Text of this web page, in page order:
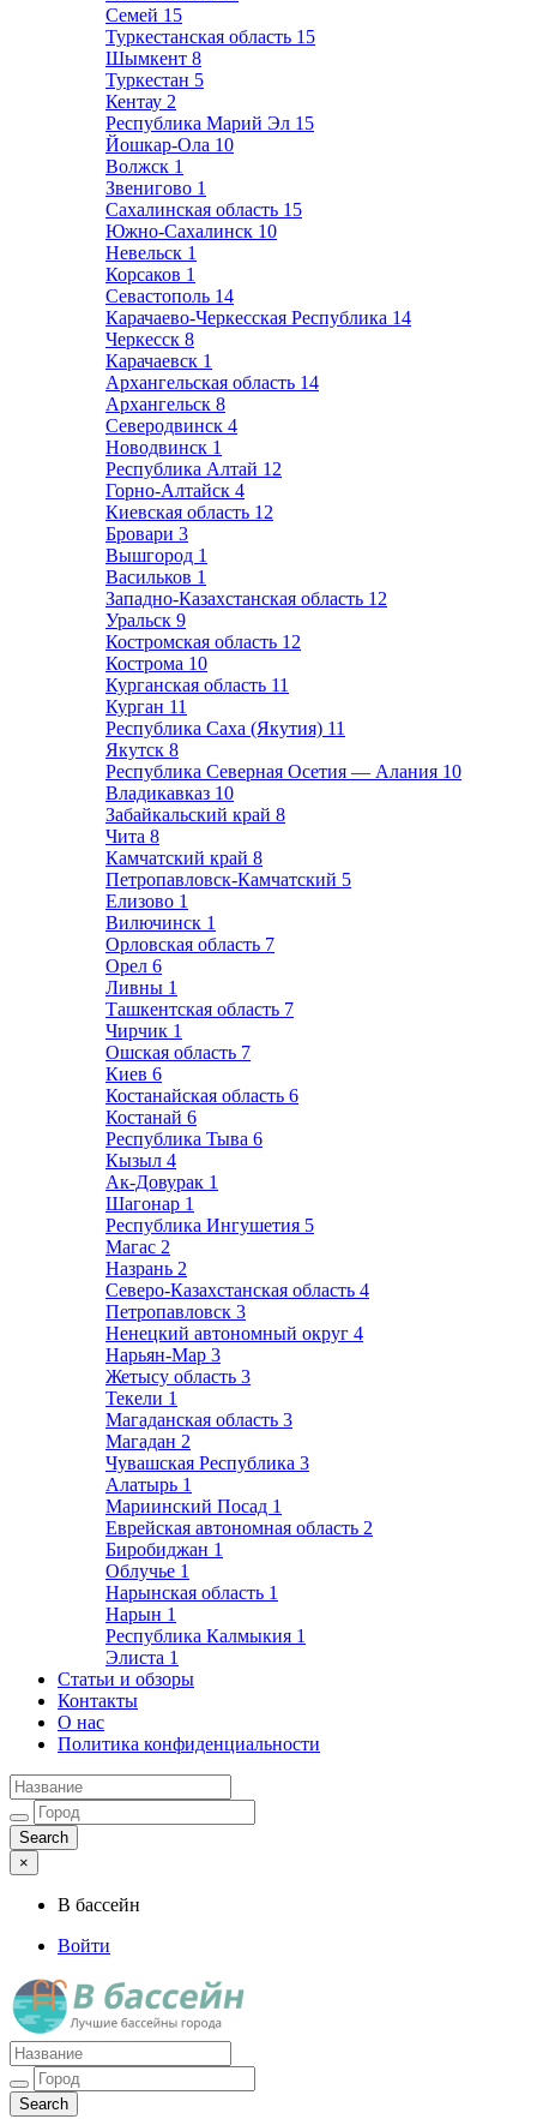
Семей 15
Туркестанская область 15
Шымкент 8
Туркестан 5
Кентау 2
Республика Марий Эл 15
Йошкар-Ола 10
Волжск 1
Звенигово 1
Сахалинская область 15
Южно-Сахалинск 10
Невельск 1
Корсаков 1
Севастополь 14
Карачаево-Черкесская Республика 14
Черкесск 8
Карачаевск 1
Архангельская область 14
Архангельск 8
Северодвинск 4
Новодвинск 1
Республика Алтай 12
Горно-Алтайск 4
Киевская область 12
Бровари 3
Вышгород 1
Васильков 1
Западно-Казахстанская область 12
Уральск 9
Костромская область 12
Кострома 10
Курганская область 11
Курган 11
Республика Саха (Якутия) 11
Якутск 8
Республика Северная Осетия — Алания 10
Владикавказ 10
Забайкальский край 8
Чита 8
Камчатский край 8
Петропавловск-Камчатский 5
Елизово 1
Вилючинск 1
Орловская область 7
Орел 6
Ливны 1
Ташкентская область 7
Чирчик 1
Ошская область 7
Киев 6
Костанайская область 6
Костанай 6
Республика Тыва 6
Кызыл 4
Ак-Довурак 1
Шагонар 1
Республика Ингушетия 5
Магас 2
Назрань 2
Северо-Казахстанская область 4
Петропавловск 3
Ненецкий автономный округ 4
Нарьян-Мар 3
Жетысу область 3
Текели 1
Магаданская область 3
Магадан 2
Чувашская Республика 3
Алатырь 1
Мариинский Посад 1
Еврейская автономная область 2
Биробиджан 1
Облучье 1
Нарынская область 1
Нарын 1
Республика Калмыкия 1
Элиста 1
Статьи и обзоры
Контакты
О нас
Политика конфиденциальности
×
В бассейн
Войти
Лучшие бассейны города